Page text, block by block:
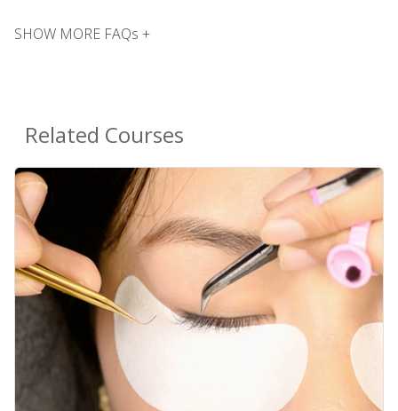
SHOW MORE FAQs +
Related Courses